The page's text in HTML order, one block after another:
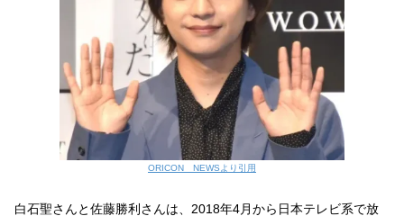
ORICON NEWSより引用
白石聖さんと佐藤勝利さんは、2018年4月から日本テレビ系で放